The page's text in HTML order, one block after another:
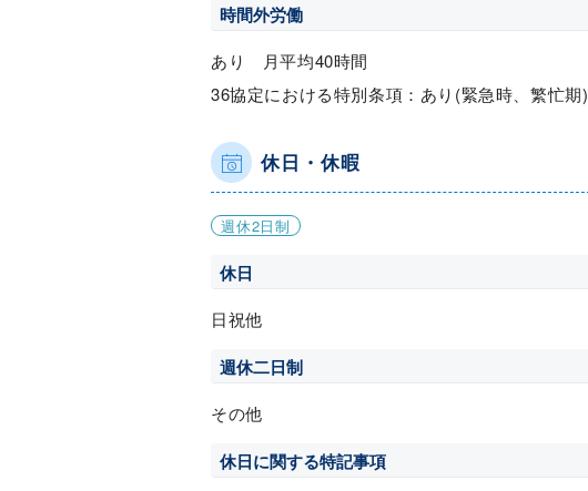
時間外労働
あり 月平均40時間
36協定における特別条項：あり(緊急時、繁忙期)
休日・休暇
週休2日制
休日
日祝他
週休二日制
その他
休日に関する特記事項